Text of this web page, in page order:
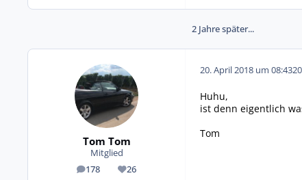
2 Jahre später...
Tom Tom
Mitglied
178
Beiträge 26
Reputation
20. April 2018 um 08:43
Huhu,
ist denn eigentlich
Tom